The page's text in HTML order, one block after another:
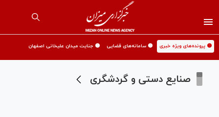
🟡 پرونده‌های ویژه خبری 🟡 سامانه‌های قضایی 🟡 جنایت میدان علیخانی اصفهان
صنایع دستی و گردشگری